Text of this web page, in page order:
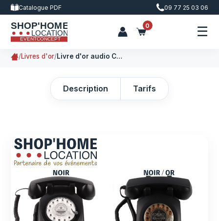
Catalogue PDF 09 77 25 03 06
0 ☰
/Livres d'or/ Livre d'or audio Color
Description Tarifs